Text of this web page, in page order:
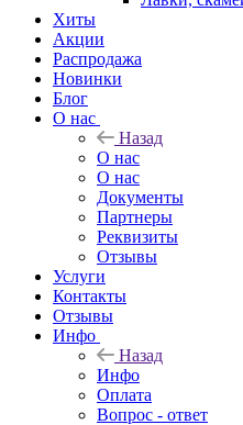
Хиты
Акции
Распродажа
Новинки
Блог
О нас
Назад
О нас
О нас
Документы
Партнеры
Реквизиты
Отзывы
Услуги
Контакты
Отзывы
Инфо
Назад
Инфо
Оплата
Вопрос - ответ